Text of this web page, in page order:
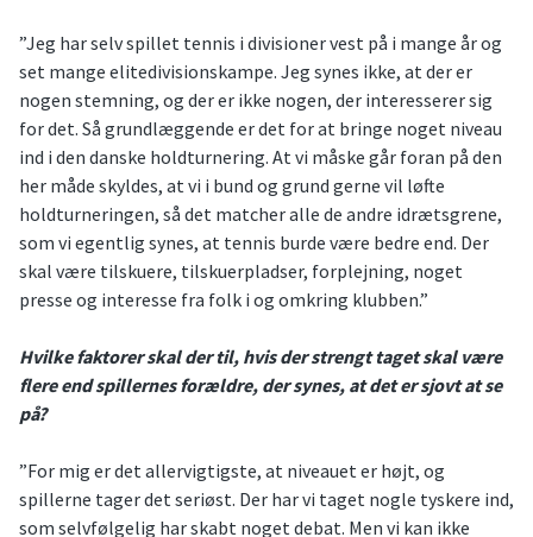
”Jeg har selv spillet tennis i divisioner vest på i mange år og
set mange elitedivisionskampe. Jeg synes ikke, at der er
nogen stemning, og der er ikke nogen, der interesserer sig
for det. Så grundlæggende er det for at bringe noget niveau
ind i den danske holdturnering. At vi måske går foran på den
her måde skyldes, at vi i bund og grund gerne vil løfte
holdturneringen, så det matcher alle de andre idrætsgrene,
som vi egentlig synes, at tennis burde være bedre end. Der
skal være tilskuere, tilskuerpladser, forplejning, noget
presse og interesse fra folk i og omkring klubben.”
Hvilke faktorer skal der til, hvis der strengt taget skal være
flere end spillernes forældre, der synes, at det er sjovt at se
på?
”For mig er det allervigtigste, at niveauet er højt, og
spillerne tager det seriøst. Der har vi taget nogle tyskere ind,
som selvfølgelig har skabt noget debat. Men vi kan ikke